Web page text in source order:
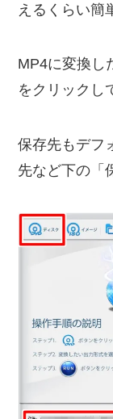
えるくらい簡
MP4に変換し
をクリックし
保存先もデフ
先など下の「